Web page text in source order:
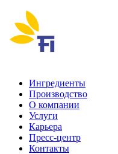
Ингредиенты
Производство
О компании
Услуги
Карьера
Пресс-центр
Контакты